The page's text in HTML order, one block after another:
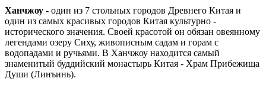
Ханчжоу - один из 7 стольных городов Древнего Китая и
один из самых красивых городов Китая культурно -
исторического значения. Своей красотой он обязан овеянному
легендами озеру Сиху, живописным садам и горам с
водопадами и ручьями. В Ханчжоу находится самый
знаменитый буддийский монастырь Китая - Храм Прибежища
Души (Линъинь).